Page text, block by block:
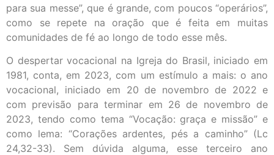
para sua messe”, que é grande, com poucos “operários”,
como se repete na oração que é feita em muitas
comunidades de fé ao longo de todo esse mês.
O despertar vocacional na Igreja do Brasil, iniciado em
1981, conta, em 2023, com um estímulo a mais: o ano
vocacional, iniciado em 20 de novembro de 2022 e
com previsão para terminar em 26 de novembro de
2023, tendo como tema “Vocação: graça e missão” e
como lema: “Corações ardentes, pés a caminho” (Lc
24,32-33). Sem dúvida alguma, esse terceiro ano